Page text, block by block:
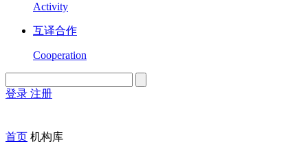
Activity
互译合作
Cooperation
登录 注册
首页 机构库